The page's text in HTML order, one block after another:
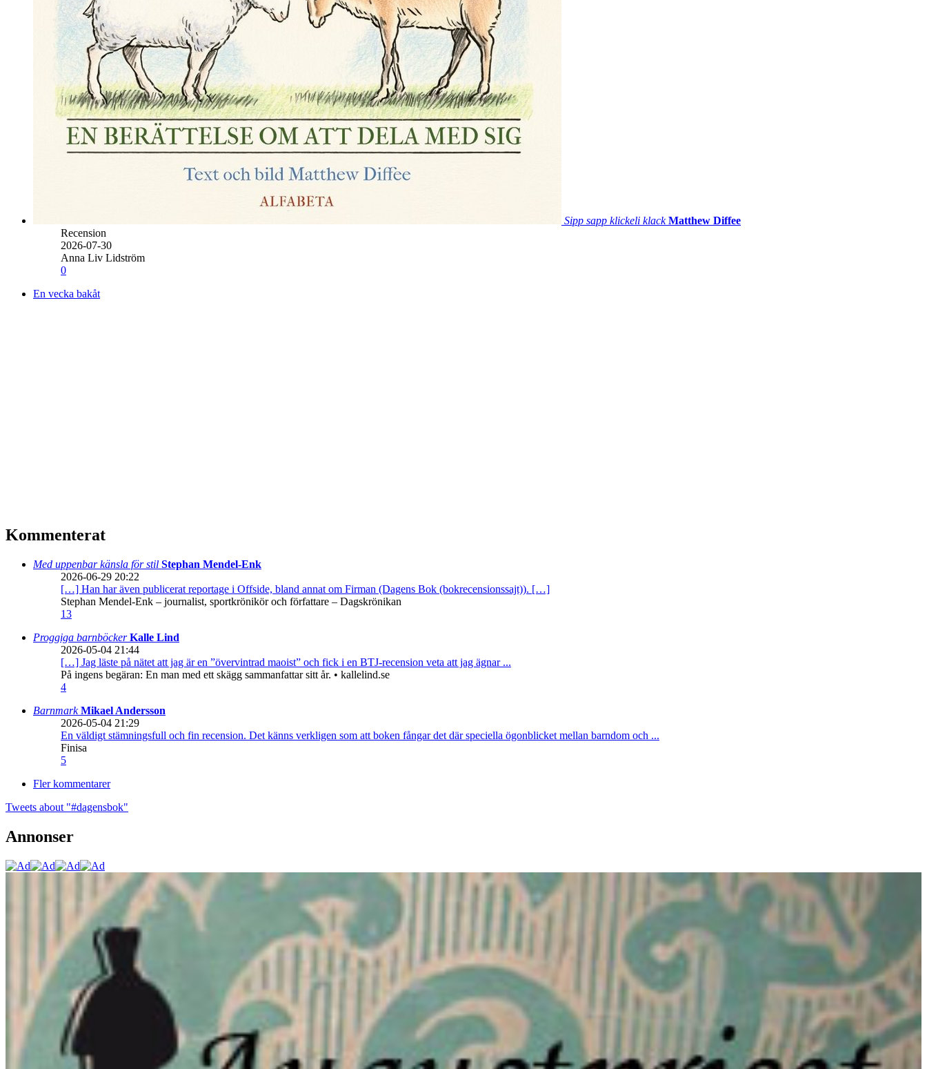
Sipp sapp klickeli klack Matthew Diffee
Recension
2026-07-30
Anna Liv Lidström
0
En vecka bakåt
Kommenterat
Med uppenbar känsla för stil Stephan Mendel-Enk
2026-06-29 20:22
[…] Han har även publicerat reportage i Offside, bland annat om Firman (Dagens Bok (bokrecensionssajt)). […]
Stephan Mendel-Enk – journalist, sportkrönikör och författare – Dagskrönikan
13
Proggiga barnböckerKalle Lind
2026-05-04 21:44
[…] Jag läste på nätet att jag är en ”övervintrad maoist” och fick i en BTJ-recension veta att jag ägnar ...
På ingens begäran: En man med ett skägg sammanfattar sitt år. • kallelind.se
4
BarnmarkMikael Andersson
2026-05-04 21:29
En väldigt stämningsfull och fin recension. Det känns verkligen som att boken fångar det där speciella ögonblicket mellan barndom och ...
Finisa
5
Fler kommentarer
Tweets about "#dagensbok"
Annonser